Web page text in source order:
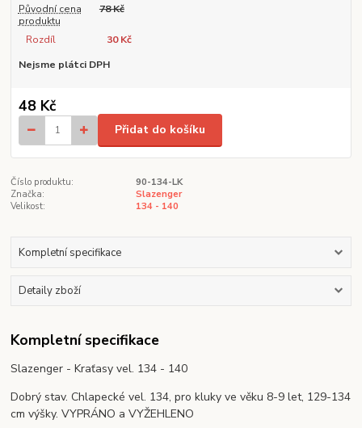
Původní cena
produktu
78 Kč
Rozdíl
30 Kč
Nejsme plátci DPH
48 Kč
Přidat do košíku
Číslo produktu:
90-134-LK
Značka:
Slazenger
Velikost:
134 - 140
Kompletní specifikace
Detaily zboží
Kompletní specifikace
Slazenger - Kraťasy vel. 134 - 140
Dobrý stav. Chlapecké vel. 134, pro kluky ve věku 8-9 let, 129-134
cm výšky. VYPRÁNO a VYŽEHLENO